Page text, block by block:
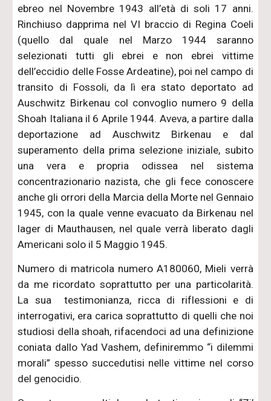
ebreo nel Novembre 1943 all’età di soli 17 anni.
Rinchiuso dapprima nel VI braccio di Regina Coeli
(quello dal quale nel Marzo 1944 saranno
selezionati tutti gli ebrei e non ebrei vittime
dell’eccidio delle Fosse Ardeatine), poi nel campo di
transito di Fossoli, da lì era stato deportato ad
Auschwitz Birkenau col convoglio numero 9 della
Shoah Italiana il 6 Aprile 1944. Aveva, a partire dalla
deportazione ad Auschwitz Birkenau e dal
superamento della prima selezione iniziale, subito
una vera e propria odissea nel sistema
concentrazionario nazista, che gli fece conoscere
anche gli orrori della Marcia della Morte nel Gennaio
1945, con la quale venne evacuato da Birkenau nel
lager di Mauthausen, nel quale verrà liberato dagli
Americani solo il 5 Maggio 1945.
Numero di matricola numero A180060, Mieli verrà
da me ricordato soprattutto per una particolarità.
La sua testimonianza, ricca di riflessioni e di
interrogativi, era carica soprattutto di quelli che noi
studiosi della shoah, rifacendoci ad una definizione
coniata dallo Yad Vashem, definiremmo “i dilemmi
morali” spesso succedutisi nelle vittime nel corso
del genocidio.